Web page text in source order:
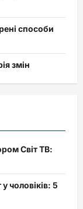
способи
змін
Світ ТВ:
чоловіків: 5